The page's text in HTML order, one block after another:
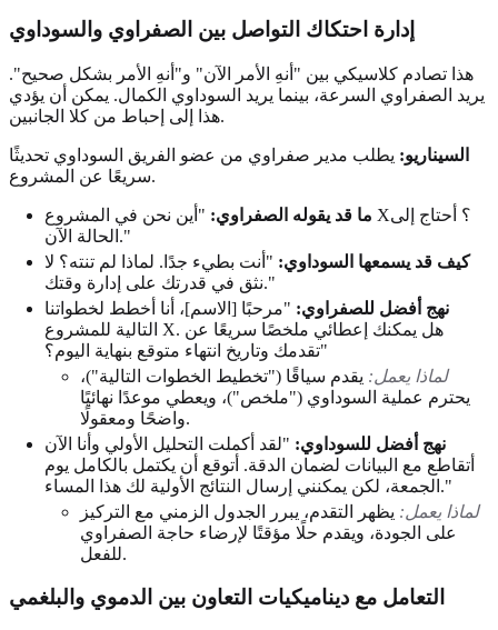
إدارة احتكاك التواصل بين الصفراوي والسوداوي
هذا تصادم كلاسيكي بين "أنهِ الأمر الآن" و"أنهِ الأمر بشكل صحيح".
يريد الصفراوي السرعة، بينما يريد السوداوي الكمال. يمكن أن يؤدي
هذا إلى إحباط من كلا الجانبين.
السيناريو: يطلب مدير صفراوي من عضو الفريق السوداوي تحديثًا
سريعًا عن المشروع.
ما قد يقوله الصفراوي: "أين نحن في المشروع X؟ أحتاج إلى
الحالة الآن."
كيف قد يسمعها السوداوي: "أنت بطيء جدًا. لماذا لم تنته؟ لا
نثق في قدرتك على إدارة وقتك."
نهج أفضل للصفراوي: "مرحبًا [الاسم]، أنا أخطط لخطواتنا
التالية للمشروع X. هل يمكنك إعطائي ملخصًا سريعًا عن
تقدمك وتاريخ انتهاء متوقع بنهاية اليوم؟"
لماذا يعمل: يقدم سياقًا ("تخطيط الخطوات التالية")،
يحترم عملية السوداوي ("ملخص")، ويعطي موعدًا نهائيًا
واضحًا ومعقولًا.
نهج أفضل للسوداوي: "لقد أكملت التحليل الأولي وأنا الآن
أتقاطع مع البيانات لضمان الدقة. أتوقع أن يكتمل بالكامل يوم
الجمعة، لكن يمكنني إرسال النتائج الأولية لك هذا المساء."
لماذا يعمل: يظهر التقدم، يبرر الجدول الزمني مع التركيز
على الجودة، ويقدم حلًا مؤقتًا لإرضاء حاجة الصفراوي
للفعل.
التعامل مع ديناميكيات التعاون بين الدموي والبلغمي